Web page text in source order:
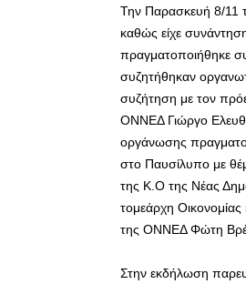
Την Παρασκευή 8/11
καθώς είχε
πραγματοποιήθηκε
συζητήθηκαν
συζήτηση με τον
ΟΝΝΕΔ Γιώργο
οργάνωσης
στο Παυσίλυπο με
της Κ.Ο της Νέας
τομεάρχη Οικονομίας
της ΟΝΝΕΔ Φώτη
Στην εκδήλωση